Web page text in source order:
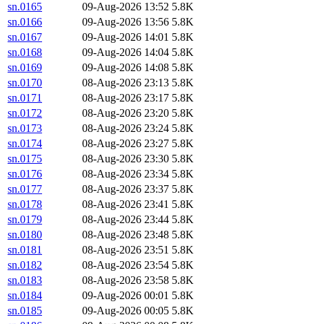
sn.0165
09-Aug-2026 13:52 5.8K
sn.0166
09-Aug-2026 13:56 5.8K
sn.0167
09-Aug-2026 14:01 5.8K
sn.0168
09-Aug-2026 14:04 5.8K
sn.0169
09-Aug-2026 14:08 5.8K
sn.0170
08-Aug-2026 23:13 5.8K
sn.0171
08-Aug-2026 23:17 5.8K
sn.0172
08-Aug-2026 23:20 5.8K
sn.0173
08-Aug-2026 23:24 5.8K
sn.0174
08-Aug-2026 23:27 5.8K
sn.0175
08-Aug-2026 23:30 5.8K
sn.0176
08-Aug-2026 23:34 5.8K
sn.0177
08-Aug-2026 23:37 5.8K
sn.0178
08-Aug-2026 23:41 5.8K
sn.0179
08-Aug-2026 23:44 5.8K
sn.0180
08-Aug-2026 23:48 5.8K
sn.0181
08-Aug-2026 23:51 5.8K
sn.0182
08-Aug-2026 23:54 5.8K
sn.0183
08-Aug-2026 23:58 5.8K
sn.0184
09-Aug-2026 00:01 5.8K
sn.0185
09-Aug-2026 00:05 5.8K